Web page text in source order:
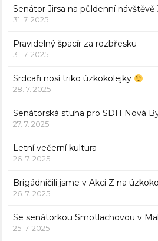
Senátor Jirsa na půldenní návštěvě
31. 7. 2025
Pravidelný špacír za rozbřesku
31. 7. 2025
Srdcaři nosí triko úzkokolejky
28. 7. 2025
Senátorská stuha pro SDH Nová
27. 7. 2025
Letní večerní kultura
26. 7. 2025
Brigádničili jsme v Akci Z na
26. 7. 2025
Se senátorkou Smotlachovou v
25. 7. 2025